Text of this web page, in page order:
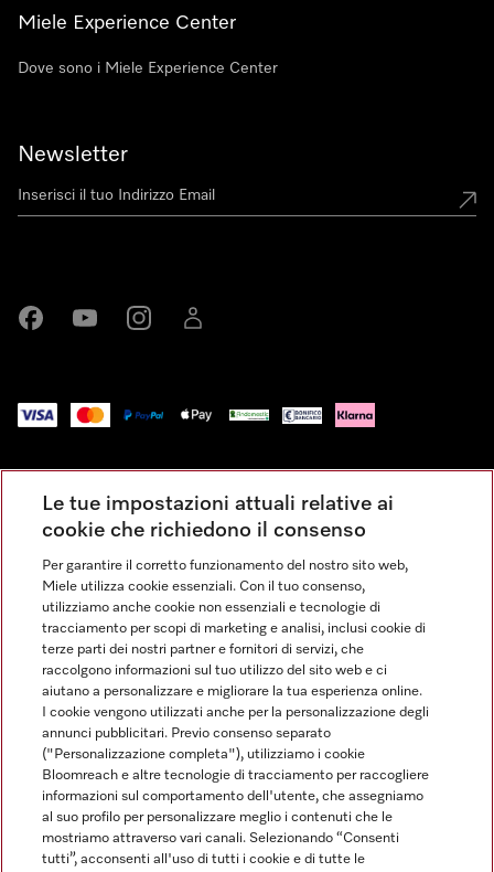
Miele Experience Center
Dove sono i Miele Experience Center
Newsletter
Condizioni Generali di Vendita
Privacy
Condizioni di Utilizzo
Dichiarazione di Accessibilità
Modulo di recesso
Legge sui servizi digitali
Impostazioni dei cookie
FINANZIAMENTO FINO A 50 MESI CON OPZIONE 10 E TASSO
ZERO
Le tue impostazioni attuali relative ai
cookie che richiedono il consenso
Per garantire il corretto funzionamento del nostro sito web,
Miele utilizza cookie essenziali. Con il tuo consenso,
utilizziamo anche cookie non essenziali e tecnologie di
tracciamento per scopi di marketing e analisi, inclusi cookie di
terze parti dei nostri partner e fornitori di servizi, che
raccolgono informazioni sul tuo utilizzo del sito web e ci
aiutano a personalizzare e migliorare la tua esperienza online.
I cookie vengono utilizzati anche per la personalizzazione degli
annunci pubblicitari. Previo consenso separato
("Personalizzazione completa"), utilizziamo i cookie
Bloomreach e altre tecnologie di tracciamento per raccogliere
informazioni sul comportamento dell'utente, che assegniamo
al suo profilo per personalizzare meglio i contenuti che le
mostriamo attraverso vari canali. Selezionando “Consenti
tutti”, acconsenti all'uso di tutti i cookie e di tutte le